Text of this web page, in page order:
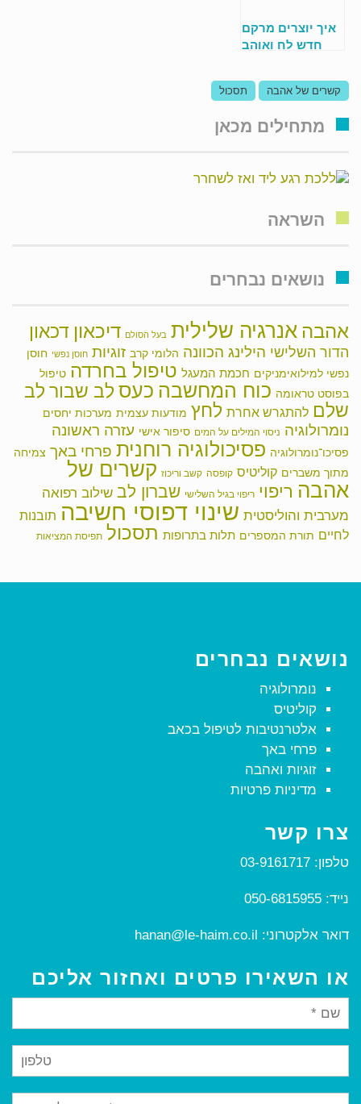
איך יוצרים מרקם
חדש לח ואוהב
קשרים של אהבה תסכול
מתחילים מכאן
השראה
נושאים נבחרים
אהבה אנרגיה שלילית בעל הסולם דיכאון דכאון
הדור השלישי הילינג הכוונה הלומי קרב זוגיות חוסן נפשי חוסן
נפשי למילואימניקים חכמת המעגל טיפול בחרדה טיפול
בפוסט טראומה כוח המחשבה כעס לב שבור לב
שלם להתגרש אחרת לחץ מודעות עצמית מערכות יחסים
נומרולוגיה ניסוי המילים על המים סיפור אישי עזרה ראשונה
פסיכו־נומרולוגיה פסיכולוגיה רוחנית פרחי באך צמיחה
מתוך משברים קוליטיס קופסה קשב וריכוז קשרים של
אהבה ריפוי ריפוי בגיל השלישי שברון לב שילוב רפואה
מערבית והוליסטית שינוי דפוסי חשיבה תובנות
לחיים תורת המספרים תלות בתרופות תסכול תפיסת המציאות
נושאים נבחרים
נומרולוגיה
קוליטיס
אלטרנטיבות לטיפול בכאב
פרחי באך
זוגיות ואהבה
מדיניות פרטיות
צרו קשר
טלפון: 03-9161717
נייד: 050-6815955
דואר אלקטרוני: hanan@le-haim.co.il
או השאירו פרטים ואחזור אליכם